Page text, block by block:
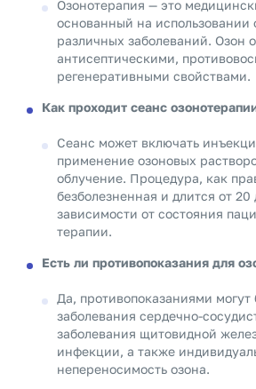
Озонотерапия — это
основанный на использовании
различных заболеваний. Озон
антисептическими,
регенеративными свойствами.
Как проходит сеанс
Сеанс может включать
применение озоновых
облучение. Процедура, как
безболезненная и длится от
зависимости от состояния
терапии.
Есть ли противопоказания для
Да, противопоказаниями могут
заболевания сердечно-
заболевания щитовидной
инфекции, а также
непереносимость озона.